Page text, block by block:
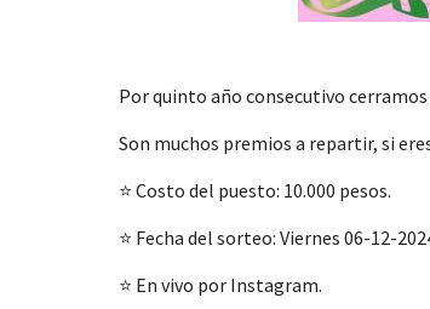
Por quinto año consecutivo
Son muchos premios a repartir, si
⭐ Costo del puesto: 10.000 pesos.
⭐ Fecha del sorteo: Viernes 06-12-
⭐ En vivo por Instagram.